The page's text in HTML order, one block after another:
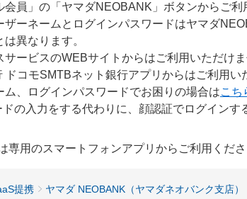
員」の「ヤマダNEOBANK」ボタンからご利
ーネームとログインパスワードはヤマダ
異なります。
ービスのWEBサイトからはご利用いただけま
コモSMTBネット銀行アプリからはご利用い
、ログインパスワードでお困りの場合はこち
の入力をする代わりに、顔認証でログインす
用のスマートフォンアプリからご利用くださ
提携 ヤマダ NEOBANK（ヤマダネオバンク支店）